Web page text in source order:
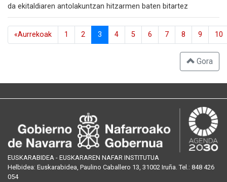
da ekitaldiaren antolakuntzan hitzarmen baten bitartez
«Aurrekoak 1 2 3 4 5 6 7 8 9 10
Gora
EUSKARABIDEA - EUSKARAREN NAFAR INSTITUTUA
Helbidea: Euskarabidea, Paulino Caballero 13, 31002 Iruña . Tel.: 848 426
054